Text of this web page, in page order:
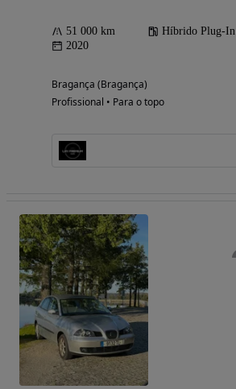
51 000 km Híbrido Plug-In
2020
Bragança (Bragança)
Profissional • Para o topo